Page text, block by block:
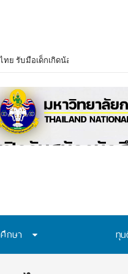
รับมือเด็กเกิดน้อย–งบวิจัยลด เร่ง
กษา ทุ